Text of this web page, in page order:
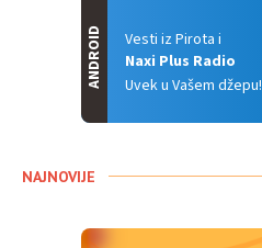
Vesti iz Pirota i
Naxi Plus Radio
Uvek u Vašem džepu!
ANDROID
NAJNOVIJE